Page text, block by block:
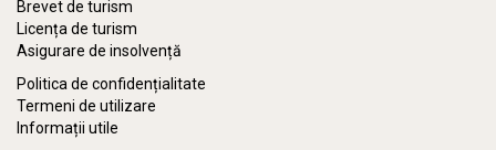
Brevet de turism
Licența de turism
Asigurare de insolvență
Politica de confidențialitate
Termeni de utilizare
Informații utile